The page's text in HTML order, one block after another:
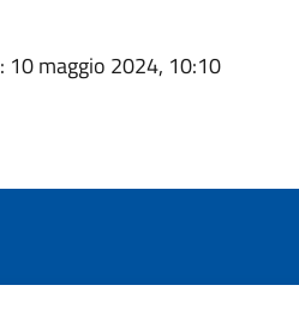
: 10 maggio 2024, 10:10